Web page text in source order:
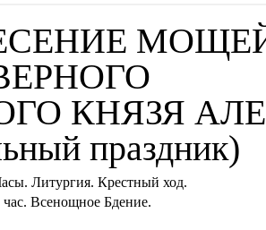
КНЯЗЯ
праздник)
Литургия. Крестный ход.
час. Всенощное Бдение.